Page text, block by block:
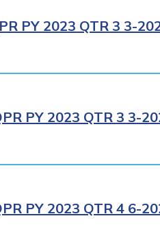
PY 2023 QTR 3 3-
PY 2023 QTR 3 3-
PY 2023 QTR 4 6-